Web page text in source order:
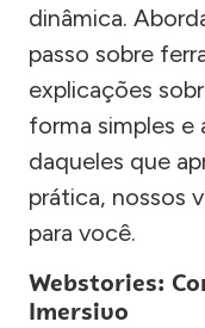
dinâmica.
passo sobre
explicações
forma simples e
daqueles que
prática, nossos
para você.
Webstories:
Imersivo